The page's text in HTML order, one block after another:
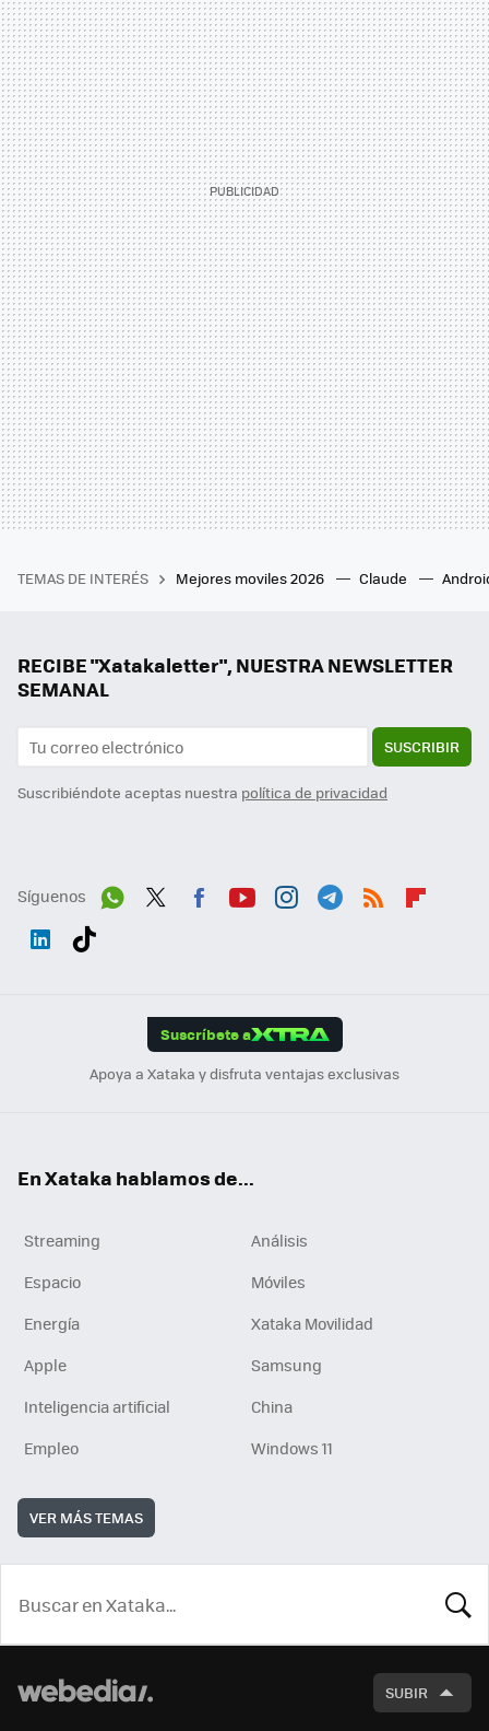
TEMAS DE INTERÉS Mejores moviles 2026 Claude
RECIBE "Xatakaletter", NUESTRA NEWSLETTER
SEMANAL
SUSCRIBIR
Suscribiéndote aceptas nuestra política de privacidad
Síguenos
Suscríbete a
Apoya a Xataka y disfruta ventajas exclusivas
En Xataka hablamos de...
Streaming
Análisis
Espacio
Móviles
Energía
Xataka Movilidad
Apple
Samsung
Inteligencia artificial
China
Empleo
Windows 11
VER MÁS TEMAS
SUBIR